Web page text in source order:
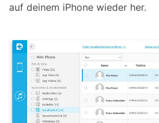
auf deinem iPhone wieder her.